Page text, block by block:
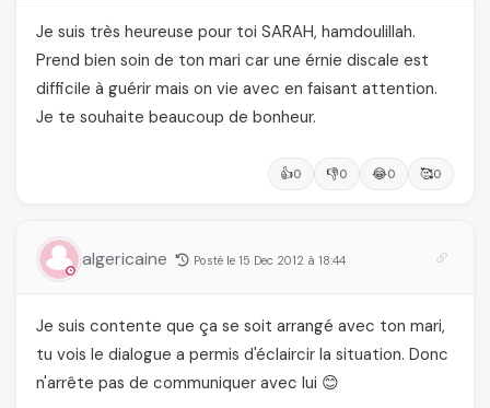
Je suis très heureuse pour toi SARAH, hamdoulillah.
Prend bien soin de ton mari car une érnie discale est
difficile à guérir mais on vie avec en faisant attention.
Je te souhaite beaucoup de bonheur.
👍0 👎0 😂0 🥰0
algericaine Posté le 15 Dec 2012 à 18:44
Je suis contente que ça se soit arrangé avec ton mari,
tu vois le dialogue a permis d'éclaircir la situation. Donc
n'arrête pas de communiquer avec lui 😊